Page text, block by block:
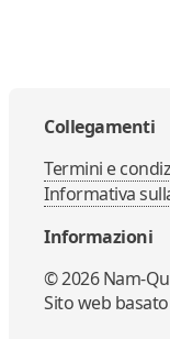
Collegamenti
Termini e
Informativa
Informazioni
©2026Nam-
Sito web